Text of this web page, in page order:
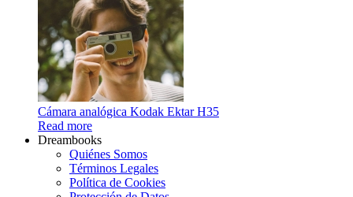
Cámara analógica Kodak Ektar H35
Read more
Dreambooks
Quiénes Somos
Términos Legales
Política de Cookies